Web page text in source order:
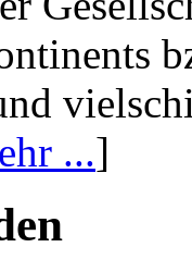
...]